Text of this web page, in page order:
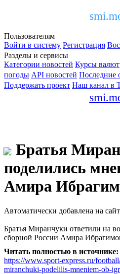
Пользователям
Войти в систему Регистрация
Разделы и сервисы
Категории новостей Курсы валют
погоды API новостей Последние
Поддержать проект Наш канал в
Братья
поделились
Амира
Автоматически добавлена на
Братья Миранчуки ответили на
сборной России Амира
Читать полностью в источнике:
https://www.sport-express.ru/
miranchuki-podelilis-mneniem-ob-